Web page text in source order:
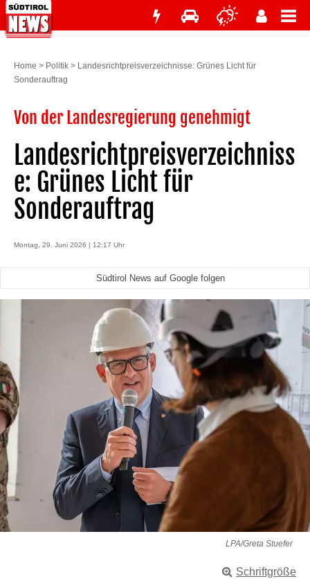
Home > Politik > Landesrichtpreisverzeichnisse: Grünes Licht für
Sonderauftrag
Von der Landesregierung genehmigt
Landesrichtpreisverzeichniss
e: Grünes Licht für
Sonderauftrag
Montag, 29. Juni 2026 | 12:17 Uhr
Südtirol News auf Google folgen
LPA/Greta Stuefer
Schriftgröße